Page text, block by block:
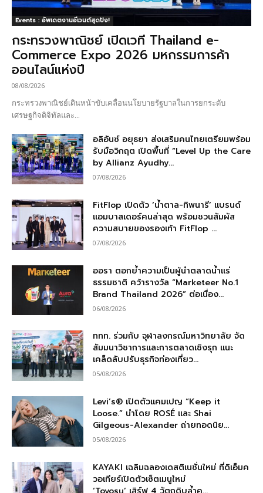
Events : อัพเดตงานอีเวนต์สุดปัง!
กระทรวงพาณิชย์ เปิดเวที Thailand e-
Commerce Expo 2026 มหกรรมการค้า
ออนไลน์แห่งปี
08/08/2026
กระทรวงพาณิชย์เดินหน้าขับเคลื่อนนโยบายรัฐบาลในการยกระดับ
เศรษฐกิจดิจิทัลและ...
อลิอันซ์ อยุธยา ส่งเสริมคนไทยเตรียมพร้อม
รับมือวิกฤต เปิดพื้นที่ “Level Up the Care
by Allianz Ayudhy...
07/08/2026
FitFlop เปิดตัว ‘น้ำตาล-ทิพนารี’ แบรนด์
แอมบาสเดอร์คนล่าสุด พร้อมชวนสัมผัส
ความสบายของรองเท้า FitFlop ...
07/08/2026
ออรา ตอกย้ำความเป็นผู้นำตลาดน้ำแร่
ธรรมชาติ คว้ารางวัล “Marketeer No.1
Brand Thailand 2026” ต่อเนื่อง...
06/08/2026
ททท. ร่วมกับ จุฬาลงกรณ์มหาวิทยาลัย จัด
สัมมนาวิชาการและการตลาดเชิงรุก แนะ
เคล็ดลับปรับธุรกิจท่องเที่ยว...
05/08/2026
Levi’s® เปิดตัวแคมเปญ “Keep it
Loose.” นำโดย ROSÉ และ Shai
Gilgeous-Alexander ถ่ายทอดนิย...
05/08/2026
KAYAKI เฉลิมฉลองเดสติเนชั่นใหม่ ที่ดิเอ็มค
วอเทียร์เปิดตัวเซ็ตเมนูใหม่